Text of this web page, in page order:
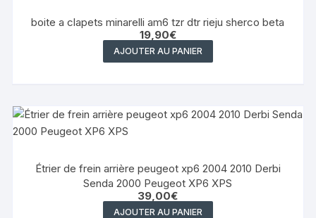
boite a clapets minarelli am6 tzr dtr rieju sherco beta
19,90€
AJOUTER AU PANIER
Étrier de frein arrière peugeot xp6 2004 2010 Derbi
Senda 2000 Peugeot XP6 XPS
39,00€
AJOUTER AU PANIER